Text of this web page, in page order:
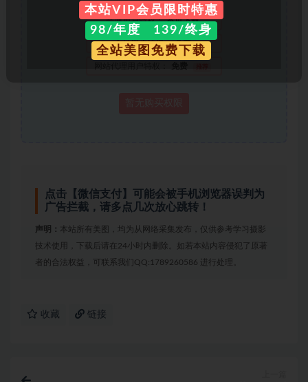
普通用户特权： 不可下载
会员用户特权： 免费
点击【微信支付】可能会被手机浏览器误判为
广告拦截，请多点几次放心跳转！
声明： 本站所有美图，均为从网络采集发布，仅供参考学习摄影
技术使用，下载后请在24小时内删除。如若本站内容侵犯了原著
者的合法权益，可联系我们QQ:1789260586 进行处理。
收藏 链接
本站VIP会员限时特惠
98/年度 139/终身
全站美图免费下载